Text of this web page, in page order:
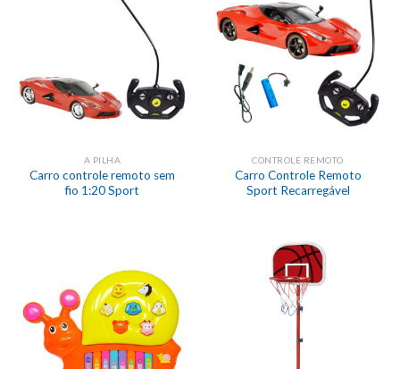
A PILHA
Carro controle remoto sem
fio 1:20 Sport
CONTROLE REMOTO
Carro Controle Remoto
Sport Recarregável